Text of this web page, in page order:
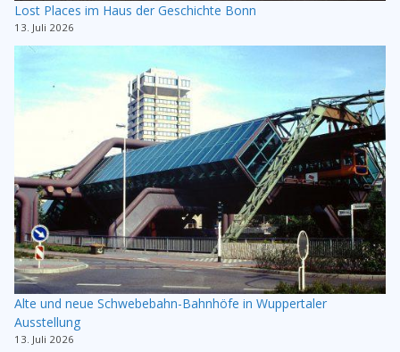
Lost Places im Haus der Geschichte Bonn
13. Juli 2026
Alte und neue Schwebebahn-Bahnhöfe in Wuppertaler
Ausstellung
13. Juli 2026